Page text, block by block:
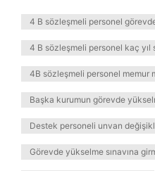
4 B sözleşmeli personel
4 B sözleşmeli personel kaç
4B sözleşmeli personel memur
Başka kurumun görevde
Destek personeli unvan
Görevde yükselme sınavına